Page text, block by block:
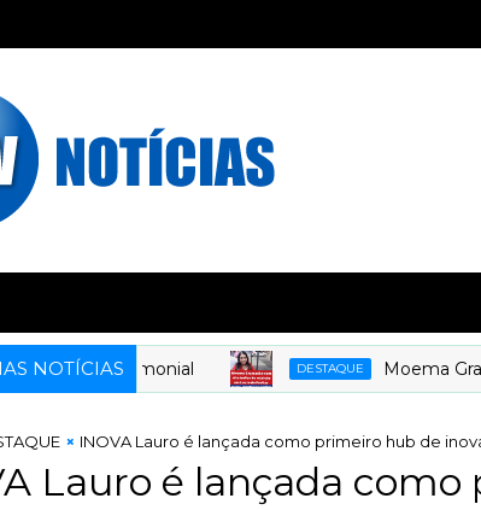
NOTÍCIAS DESTAQUE Moema
INOVA Lauro é lançada como primeiro hub de
Lauro é lançada